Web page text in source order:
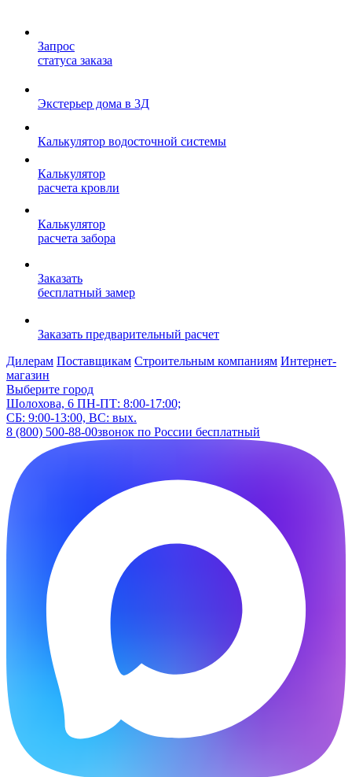
Запрос
статуса заказа
Экстерьер дома в 3Д
Калькулятор водосточной системы
Калькулятор
расчета кровли
Калькулятор
расчета забора
Заказать
бесплатный замер
Заказать предварительный расчет
Дилерам Поставщикам Строительным компаниям Интернет-
магазин
Выберите город
Шолохова, 6 ПН-ПТ: 8:00-17:00;
СБ: 9:00-13:00, ВС: вых.
8 (800) 500-88-00звонок по России бесплатный